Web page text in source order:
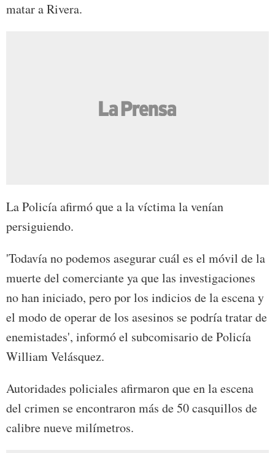
matar a Rivera.
La Policía afirmó que a la víctima la venían
persiguiendo.
'Todavía no podemos asegurar cuál es el móvil de la
muerte del comerciante ya que las investigaciones
no han iniciado, pero por los indicios de la escena y
el modo de operar de los asesinos se podría tratar de
enemistades', informó el subcomisario de Policía
William Velásquez.
Autoridades policiales afirmaron que en la escena
del crimen se encontraron más de 50 casquillos de
calibre nueve milímetros.